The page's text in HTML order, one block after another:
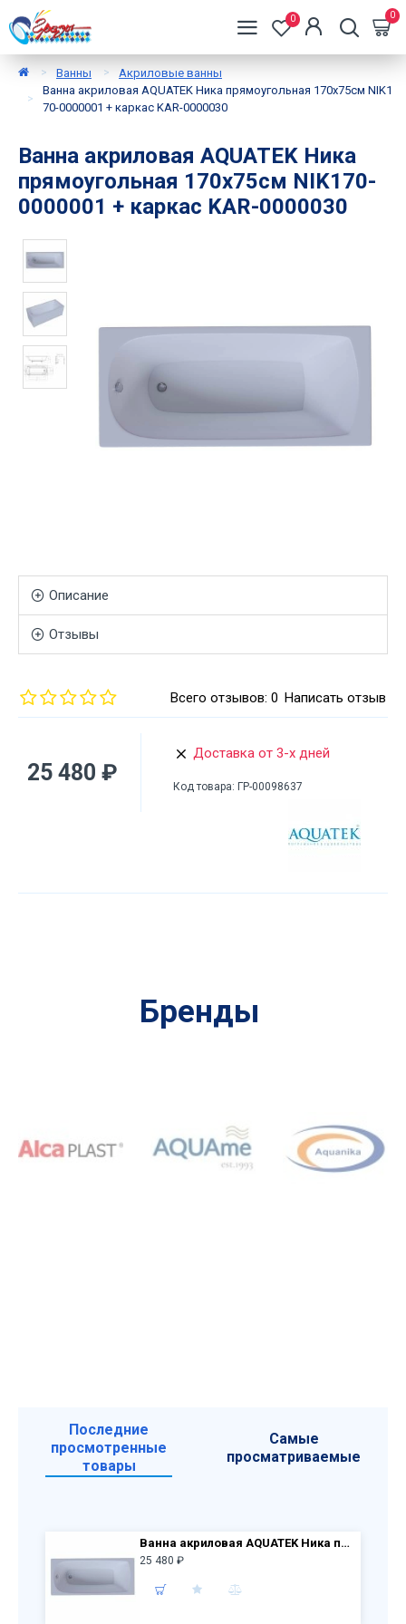
0 0
Ванны
Акриловые ванны
Ванна акриловая AQUATEK Ника прямоугольная 170х75см NIK1
70-0000001 + каркас KAR-0000030
Ванна акриловая AQUATEK Ника
прямоугольная 170х75см NIK170-
0000001 + каркас KAR-0000030
Описание
Отзывы
Всего отзывов: 0 Написать отзыв
25 480 ₽
Доставка от 3-х дней
Код товара: ГР-00098637
Бренды
Последние
просмотренные
товары
Самые
просматриваемые
Ванна акриловая AQUATEK Ника прямоугольная 170х75см NIK170-0000001 + каркас KAR-0000030
25 480 ₽